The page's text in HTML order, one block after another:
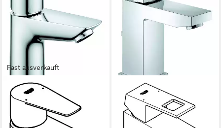
Fast ausverkauft
GROHE
Waschtischarmatur BauEdge
Einhand-Waschtischbatterie
S-Size
GROHE
Waschtischarmatur Eurocube
Einhand-Waschtischbatterie
mit Zugstangen-